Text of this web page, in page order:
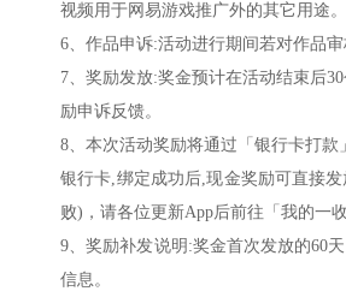
视频用于网易游戏推广外的其它用途。
6、作品申诉:活动进行期间若对作品
7、奖励发放:奖金预计在活动结束后
励申诉反馈。
8、本次活动奖励将通过「银行卡打
银行卡,绑定成功后,现金奖励可直接
败)，请各位更新App后前往「我的一
9、奖励补发说明:奖金首次发放的60
信息。